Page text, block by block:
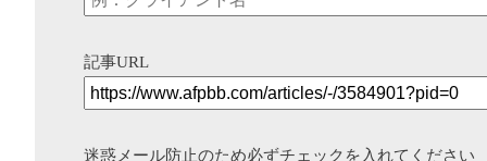
記事URL
迷惑メール防止のため必ずチェックを入れてください